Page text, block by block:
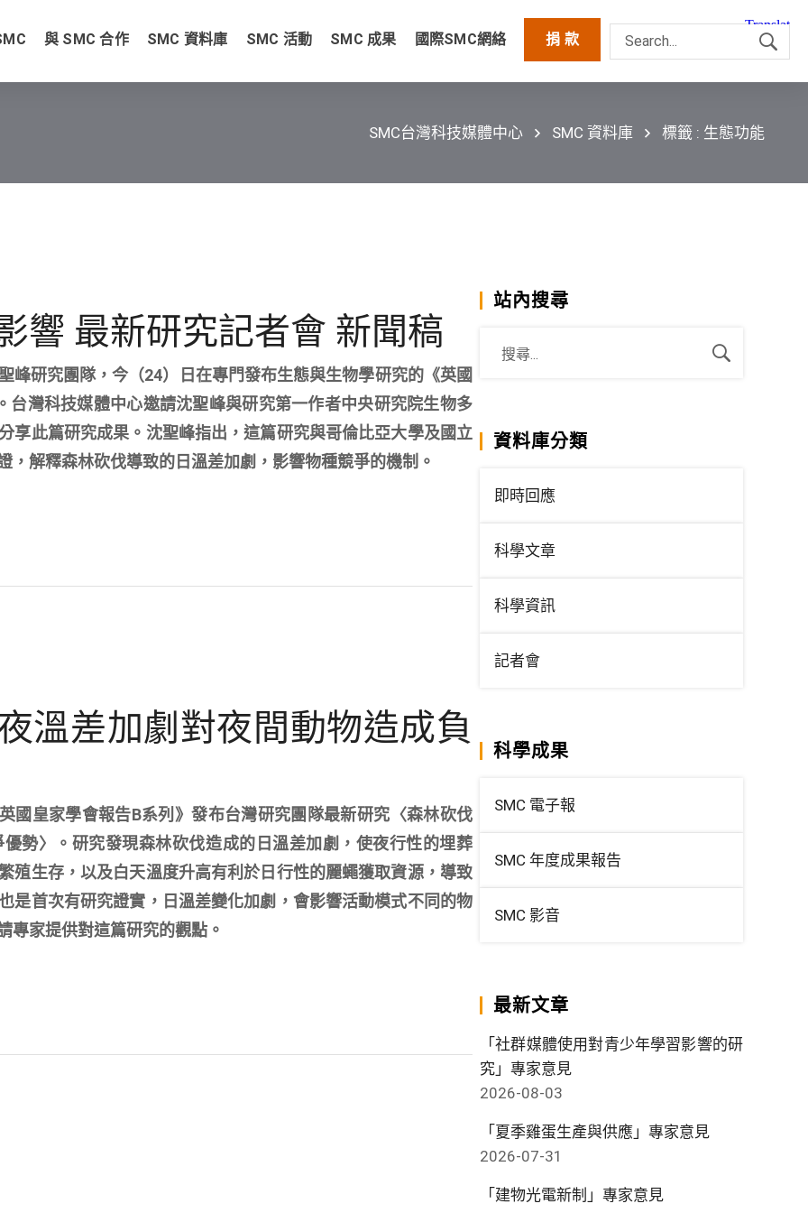
與 SMC 合作 SMC 資料庫 SMC 活動 SMC 成果 國際SMC網絡 捐 款
SMC台灣科技媒體中心 SMC 資料庫 標籤 : 生態功能
響 最新研究記者會 新聞稿
峰研究團隊，今（24）日在專門發布生態與生物學研究的《英國
台灣科技媒體中心邀請沈聖峰與研究第一作者中央研究院生物多
享此篇研究成果。沈聖峰指出，這篇研究與哥倫比亞大學及國立
，解釋森林砍伐導致的日溫差加劇，影響物種競爭的機制。
溫差加劇對夜間動物造成負
國皇家學會報告B系列》發布台灣研究團隊最新研究〈森林砍伐
勢〉。研究發現森林砍伐造成的日溫差加劇，使夜行性的埋葬
殖生存，以及白天溫度升高有利於日行性的麗蠅獲取資源，導致
是首次有研究證實，日溫差變化加劇，會影響活動模式不同的物
專家提供對這篇研究的觀點。
站內搜尋
資料庫分類
即時回應
科學文章
科學資訊
記者會
科學成果
SMC 電子報
SMC 年度成果報告
SMC 影音
最新文章
「社群媒體使用對青少年學習影響的研
究」專家意見
2026-08-03
「夏季雞蛋生產與供應」專家意見
2026-07-31
「建物光電新制」專家意見